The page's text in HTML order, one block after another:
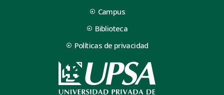
Campus
Biblioteca
Políticas de privacidad